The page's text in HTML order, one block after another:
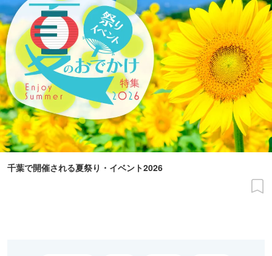
千葉で開催される夏祭り・イベント2026